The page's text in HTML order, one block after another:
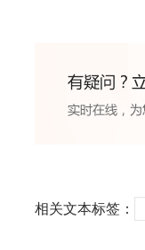
相关文本标签：